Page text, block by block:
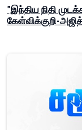
"இந்திய நிதி
கேள்விக்குறி-